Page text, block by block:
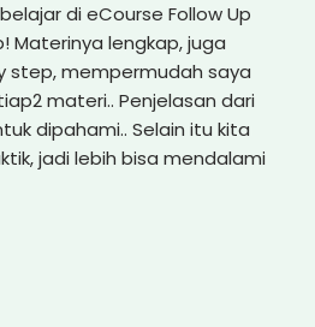
di eCourse Follow Up
Materinya lengkap, juga
step, mempermudah saya
materi.. Penjelasan dari
dipahami.. Selain itu kita
jadi lebih bisa mendalami